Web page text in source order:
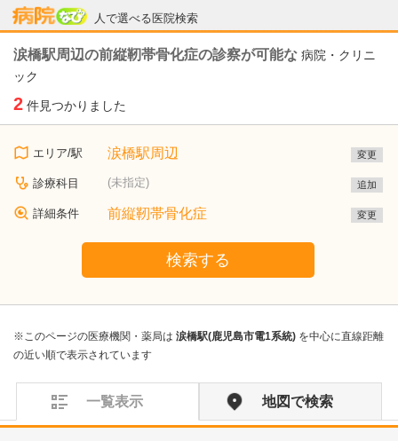
人で選べる医院検索
病院なび
涙橋駅周辺の前縦靭帯骨化症の診察が可能な 病院・クリニ
ック
2 件見つかりました
エリア/駅 涙橋駅周辺 変更
診療科目 (未指定) 追加
詳細条件 前縦靭帯骨化症 変更
検索する
※このページの医療機関・薬局は 涙橋駅(鹿児島市電1系統) を中心に直線距離
の近い順で表示されています
一覧表示 地図で検索